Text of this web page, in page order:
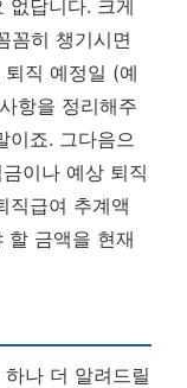
답니다. 크게
꼼히 챙기시면
직 예정일 (예
항을 정리해주
이죠. 그다음으
이나 예상 퇴직
직급여 추계액
할 금액을 현재
나 더 알려드릴